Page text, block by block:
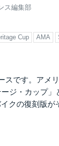
ス編集部
Cup AMA
スです。アメ
ジ・カップ
クの復刻版